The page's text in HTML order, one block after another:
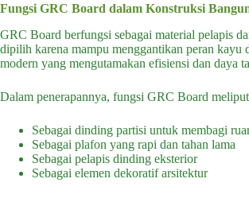
Fungsi GRC Board dalam Konstruksi
GRC Board berfungsi sebagai material pelapis
dipilih karena mampu menggantikan peran kayu
modern yang mengutamakan efisiensi dan daya
Dalam penerapannya, fungsi GRC Board
Sebagai dinding partisi untuk membagi
Sebagai plafon yang rapi dan tahan lama
Sebagai pelapis dinding eksterior
Sebagai elemen dekoratif arsitektur